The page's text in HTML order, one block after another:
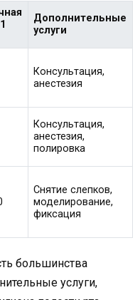
Дополнительные
услуги
Консультация,
анестезия
Консультация,
анестезия,
полировка
Снятие слепков,
моделирование,
фиксация
большинства
услуги,